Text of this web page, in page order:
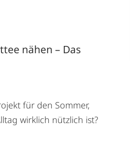
nähen – Das
für den Sommer,
wirklich nützlich ist?